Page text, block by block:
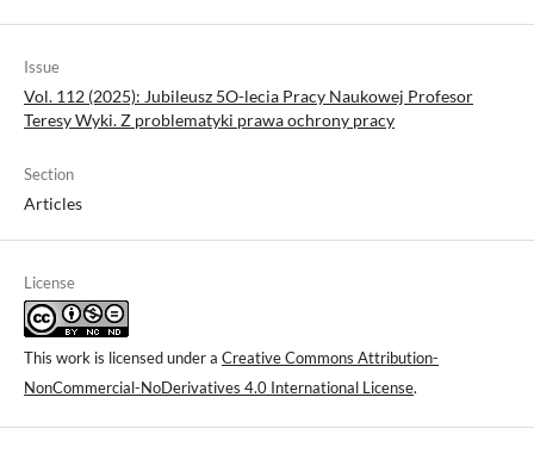
Issue
Vol. 112 (2025): Jubileusz 5O-lecia Pracy Naukowej Profesor
Teresy Wyki. Z problematyki prawa ochrony pracy
Section
Articles
License
This work is licensed under a Creative Commons Attribution-
NonCommercial-NoDerivatives 4.0 International License.